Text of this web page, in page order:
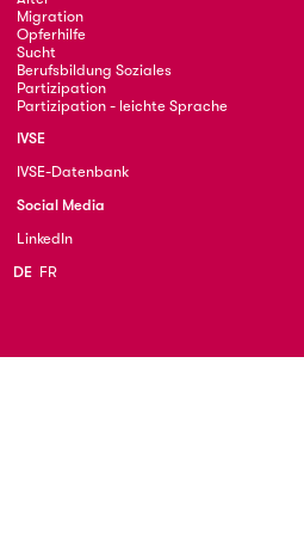
Migration
Opferhilfe
Sucht
Berufsbildung Soziales
Partizipation
Partizipation - leichte Sprache
IVSE
IVSE-Datenbank
Social Media
LinkedIn
DE FR